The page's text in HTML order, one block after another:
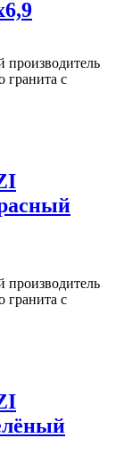
производитель
гранита с
производитель
гранита с